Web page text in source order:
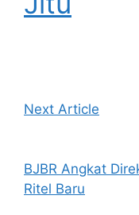
Next Article
BJBR Angkat
Ritel Baru